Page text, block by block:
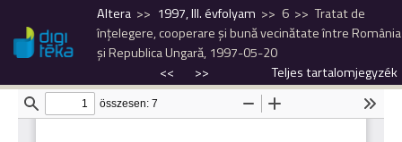
Altera 1997, III. évfolyam 6
Tratat de
înţelegere, cooperare şi bună vecinătate între România
şi Republica Ungară, 1997-05-20
<<
>> Teljes tartalomjegyzék